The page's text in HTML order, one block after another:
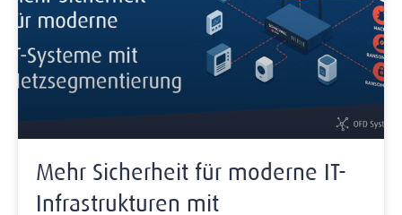
Mehr Sicherheit für moderne IT-
Infrastrukturen mit